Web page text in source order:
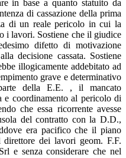
in base a quanto statuito da
di cassazione della prima
di un reale pericolo in cui la
i lavori. Sostiene che il giudice
difetto di motivazione
decisione cassata. Sostiene
illogicamente addebitato ad
grave e determinativo
della E.E. , il mancato
e coordinamento al pericolo di
che essa ricorrente avesse
del contratto con la D.D.,
era pacifico che il piano
direttore dei lavori geom. F.F.
e senza considerare che nel